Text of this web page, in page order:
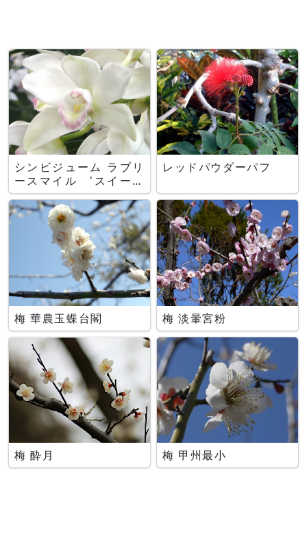
シンビジューム ラブリ
ースマイル 'スイート
メロディー'
レッドパウダーパフ
梅 華農玉蝶台閣 梅 淡暈宮粉
梅 酔月 梅 甲州最小